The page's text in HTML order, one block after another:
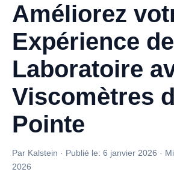
Améliorez
Expérience de
Laboratoire
Viscomètres
Pointe
Par Kalstein · Publié le: 6 janvier 2026 ·
2026